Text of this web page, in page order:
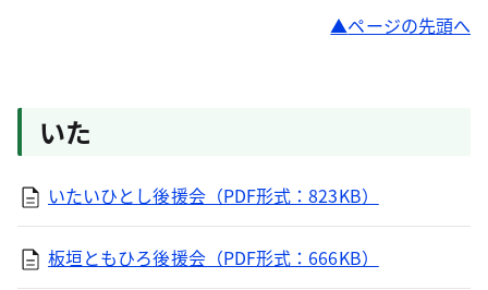
ページの先頭へ
いた
いたいひとし後援会（PDF形式：823KB）
板垣ともひろ後援会（PDF形式：666KB）